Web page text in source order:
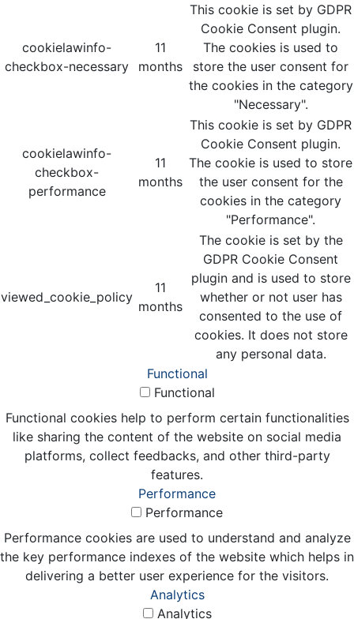
cookielawinfo-
checkbox-necessary
11
months
This cookie is set by GDPR
Cookie Consent plugin.
The cookies is used to
store the user consent for
the cookies in the category
"Necessary".
cookielawinfo-
checkbox-
performance
11
months
This cookie is set by GDPR
Cookie Consent plugin.
The cookie is used to store
the user consent for the
cookies in the category
"Performance".
viewed_cookie_policy
11
months
The cookie is set by the
GDPR Cookie Consent
plugin and is used to store
whether or not user has
consented to the use of
cookies. It does not store
any personal data.
Functional
Functional
Functional cookies help to perform certain functionalities
like sharing the content of the website on social media
platforms, collect feedbacks, and other third-party
features.
Performance
Performance
Performance cookies are used to understand and analyze
the key performance indexes of the website which helps in
delivering a better user experience for the visitors.
Analytics
Analytics